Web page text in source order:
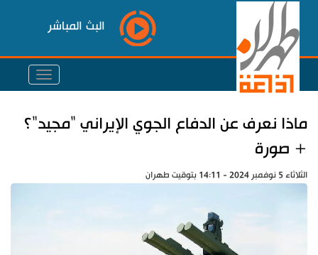
البث المباشر
ماذا نعرف عن الدفاع الجوي الإيراني "مجيد"؟
+ صورة
الثلاثاء 5 نوفمبر 2024 - 14:11 بتوقيت طهران